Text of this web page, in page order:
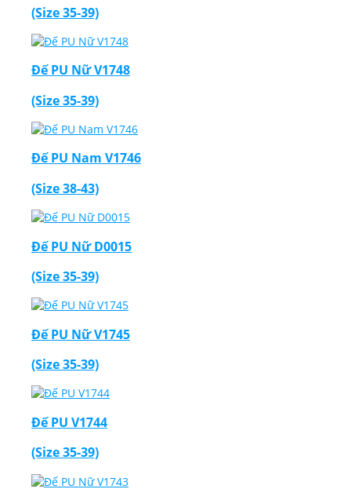
(Size 35-39)
Đế PU Nữ V1748
(Size 35-39)
Đế PU Nam V1746
(Size 38-43)
Đế PU Nữ D0015
(Size 35-39)
Đế PU Nữ V1745
(Size 35-39)
Đế PU V1744
(Size 35-39)